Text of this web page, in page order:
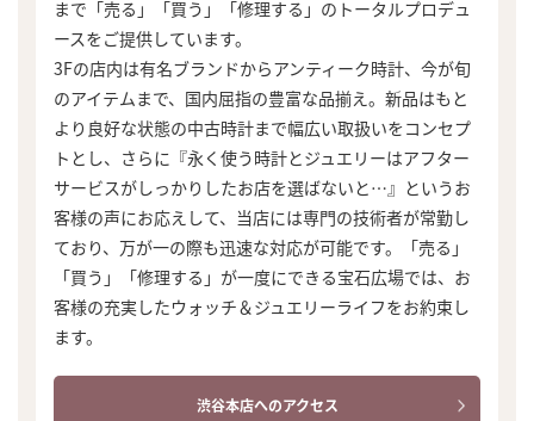
まで「売る」「買う」「修理する」のトータルプロデュ
ースをご提供しています。
3Fの店内は有名ブランドからアンティーク時計、今が旬
のアイテムまで、国内屈指の豊富な品揃え。新品はもと
より良好な状態の中古時計まで幅広い取扱いをコンセプ
トとし、さらに『永く使う時計とジュエリーはアフター
サービスがしっかりしたお店を選ばないと…』というお
客様の声にお応えして、当店には専門の技術者が常勤し
ており、万が一の際も迅速な対応が可能です。「売る」
「買う」「修理する」が一度にできる宝石広場では、お
客様の充実したウォッチ＆ジュエリーライフをお約束し
ます。
渋谷本店へのアクセス